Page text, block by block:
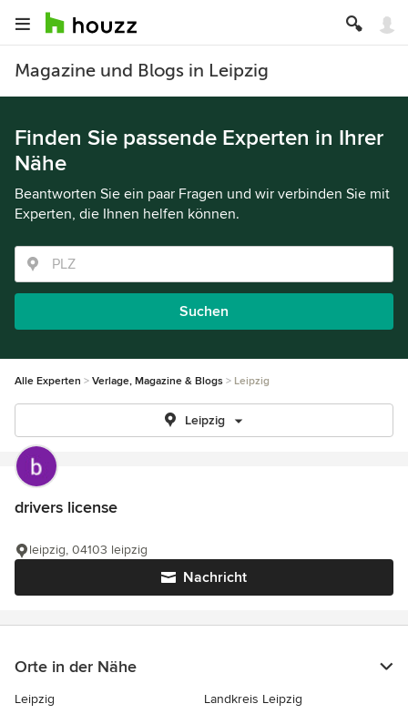
Magazine und Blogs in Leipzig
Finden Sie passende Experten in Ihrer
Nähe
Beantworten Sie ein paar Fragen und wir verbinden Sie mit
Experten, die Ihnen helfen können.
Suchen
Alle Experten Verlage, Magazine & Blogs Leipzig
Leipzig
drivers license
Nachricht
leipzig, 04103 leipzig
Orte in der Nähe
Leipzig
Landkreis Leipzig